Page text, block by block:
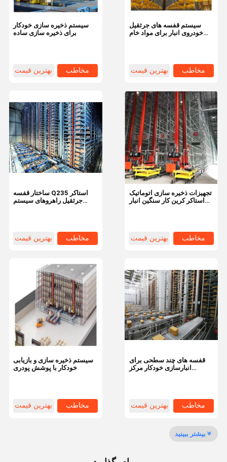
خانه محصولات
تماس با ما
سیستم قفسه های جرثقیل
خودروی انبار برای مواد خام
بهترین قیمت مخاطب
سیستم ذخیره سازی خودکار
برای ذخیره سازی ساده
بهترین قیمت مخاطب
تجهیزات ذخیره سازی اتوماتیک
استاکر کرین کار سنگین انبار
بهترین قیمت مخاطب
ساختار قفسه Q235 استاکر
جرثقیل راهروهای سیستم
بهترین قیمت مخاطب
قفسه های چند سطحی برای
انبارسازی خودکار مرکز
بهترین قیمت مخاطب
سیستم ذخیره سازی و بازیابی
خودکار با پوشش پودری
بهترین قیمت مخاطب
بیشتر ببینید